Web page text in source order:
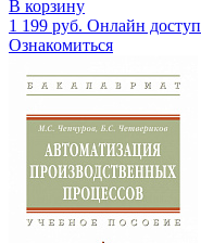
В корзину
1 199 руб. Онлайн доступ
Ознакомиться